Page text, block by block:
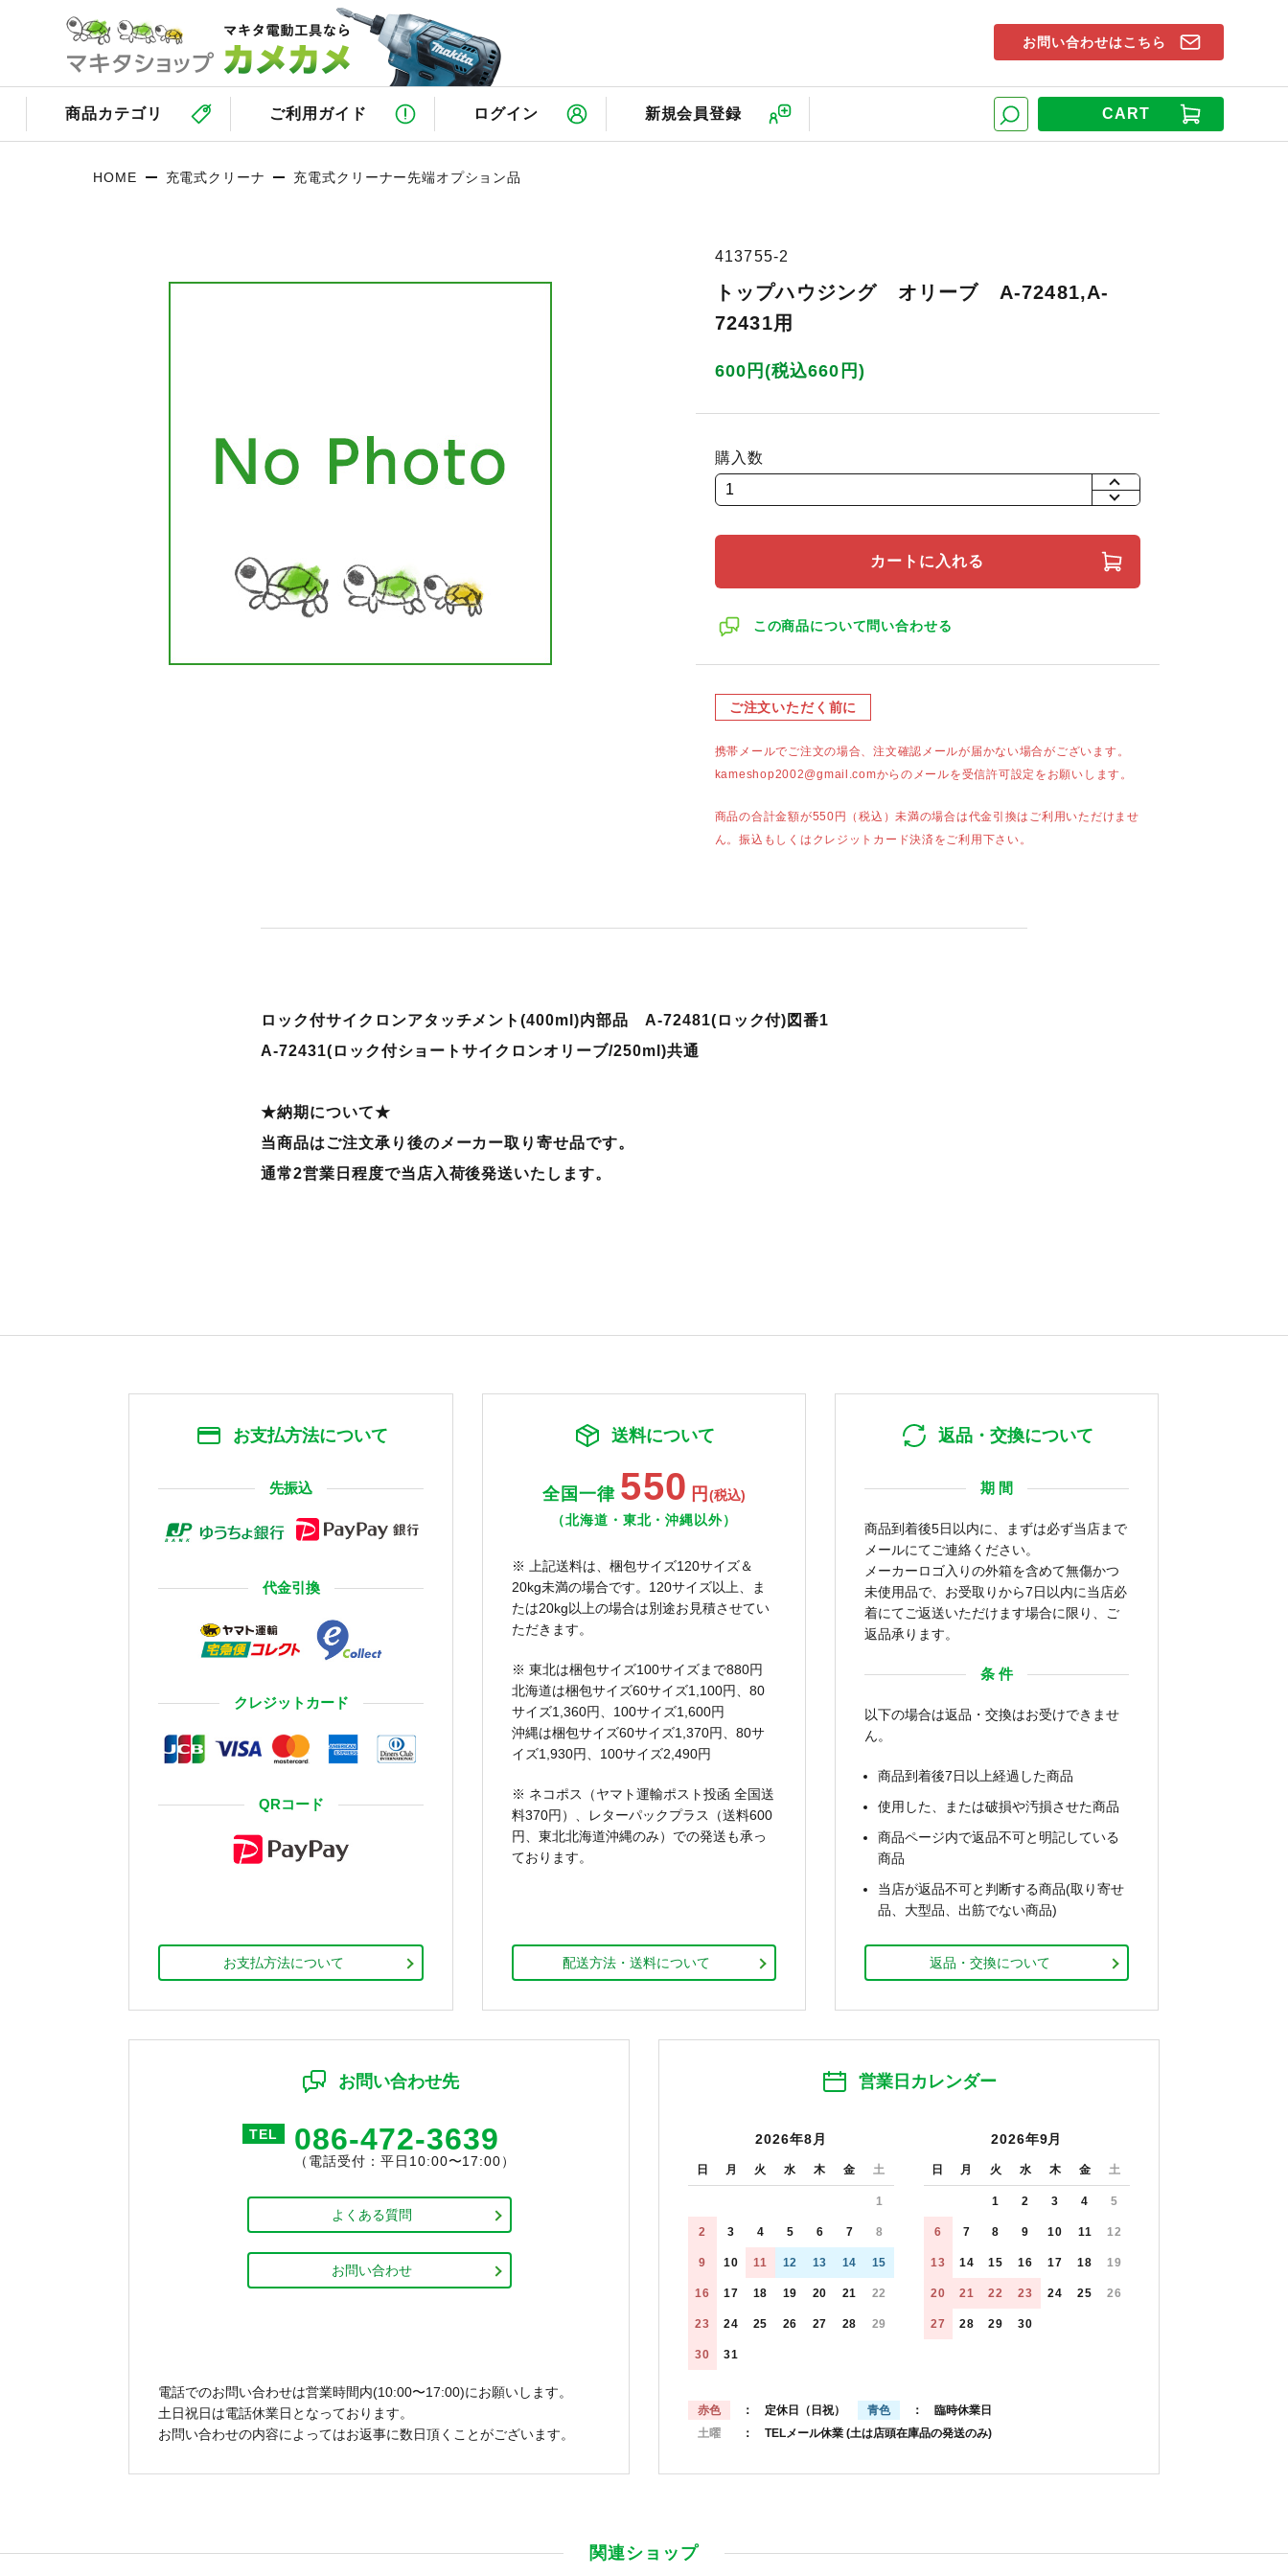
CART
商品カテゴリ ご利用ガイド ログイン 新規会員登録
お問い合わせはこちら
HOME 充電式クリーナ 充電式クリーナー先端オプション品
413755-2
トップハウジング オリーブ A-72481,A-
72431用
600円(税込660円)
購入数
+
カートに入れる
この商品について問い合わせる
ご注文いただく前に
携帯メールでご注文の場合、注文確認メールが届かない場合がございます。
kameshop2002@gmail.comからのメールを受信許可設定をお願いします。
商品の合計金額が550円（税込）未満の場合は代金引換はご利用いただけませ
ん。振込もしくはクレジットカード決済をご利用下さい。
ロック付サイクロンアタッチメント(400ml)内部品 A-72481(ロック付)図番1
A-72431(ロック付ショートサイクロンオリーブ/250ml)共通
★納期について★
当商品はご注文承り後のメーカー取り寄せ品です。
通常2営業日程度で当店入荷後発送いたします。
お支払方法について
先振込
代金引換
クレジットカード
QRコード
お支払方法について
送料について
全国一律 550 円 (税込)
（北海道・東北・沖縄以外）
※ 上記送料は、梱包サイズ120サイズ＆
20kg未満の場合です。120サイズ以上、ま
たは20kg以上の場合は別途お見積させてい
ただきます。
※ 東北は梱包サイズ100サイズまで880円
北海道は梱包サイズ60サイズ1,100円、80
サイズ1,360円、100サイズ1,600円
沖縄は梱包サイズ60サイズ1,370円、80サ
イズ1,930円、100サイズ2,490円
※ ネコポス（ヤマト運輸ポスト投函 全国送
料370円）、レターパックプラス（送料600
円、東北北海道沖縄のみ）での発送も承っ
ております。
配送方法・送料について
返品・交換について
期 間
商品到着後5日以内に、まずは必ず当店まで
メールにてご連絡ください。
メーカーロゴ入りの外箱を含めて無傷かつ
未使用品で、お受取りから7日以内に当店必
着にてご返送いただけます場合に限り、ご
返品承ります。
条 件
以下の場合は返品・交換はお受けできませ
ん。
商品到着後7日以上経過した商品
使用した、または破損や汚損させた商品
商品ページ内で返品不可と明記している
商品
当店が返品不可と判断する商品(取り寄せ
品、大型品、出筋でない商品)
返品・交換について
お問い合わせ先
TEL 086-472-3639
（電話受付：平日10:00〜17:00）
よくある質問
お問い合わせ
電話でのお問い合わせは営業時間内(10:00〜17:00)にお願いします。
土日祝日は電話休業日となっております。
お問い合わせの内容によってはお返事に数日頂くことがございます。
営業日カレンダー
2026年8月
日 月 火 水 木 金 土
1
2 3 4 5 6 7 8
9 10 11 12 13 14 15
16 17 18 19 20 21 22
23 24 25 26 27 28 29
30 31
2026年9月
日 月 火 水 木 金 土
1 2 3 4 5
6 7 8 9 10 11 12
13 14 15 16 17 18 19
20 21 22 23 24 25 26
27 28 29 30
赤色 ： 定休日（日祝） 青色
： 臨時休業日
土曜
： TELメール休業 (土は店頭在庫品の発送のみ)
関連ショップ